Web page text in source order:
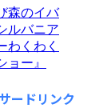
ードリンク